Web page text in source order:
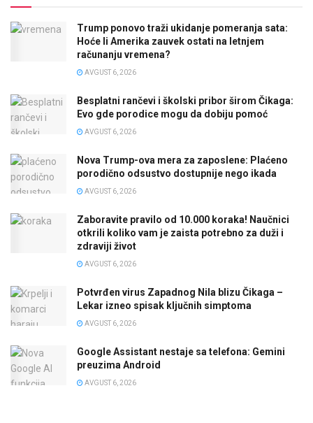
Trump ponovo traži ukidanje pomeranja sata:
Hoće li Amerika zauvek ostati na letnjem
računanju vremena?
AVGUST 6, 2026
Besplatni rančevi i školski pribor širom Čikaga:
Evo gde porodice mogu da dobiju pomoć
AVGUST 6, 2026
Nova Trump-ova mera za zaposlene: Plaćeno
porodično odsustvo dostupnije nego ikada
AVGUST 6, 2026
Zaboravite pravilo od 10.000 koraka! Naučnici
otkrili koliko vam je zaista potrebno za duži i
zdraviji život
AVGUST 6, 2026
Potvrđen virus Zapadnog Nila blizu Čikaga –
Lekar izneo spisak ključnih simptoma
AVGUST 6, 2026
Google Assistant nestaje sa telefona: Gemini
preuzima Android
AVGUST 6, 2026